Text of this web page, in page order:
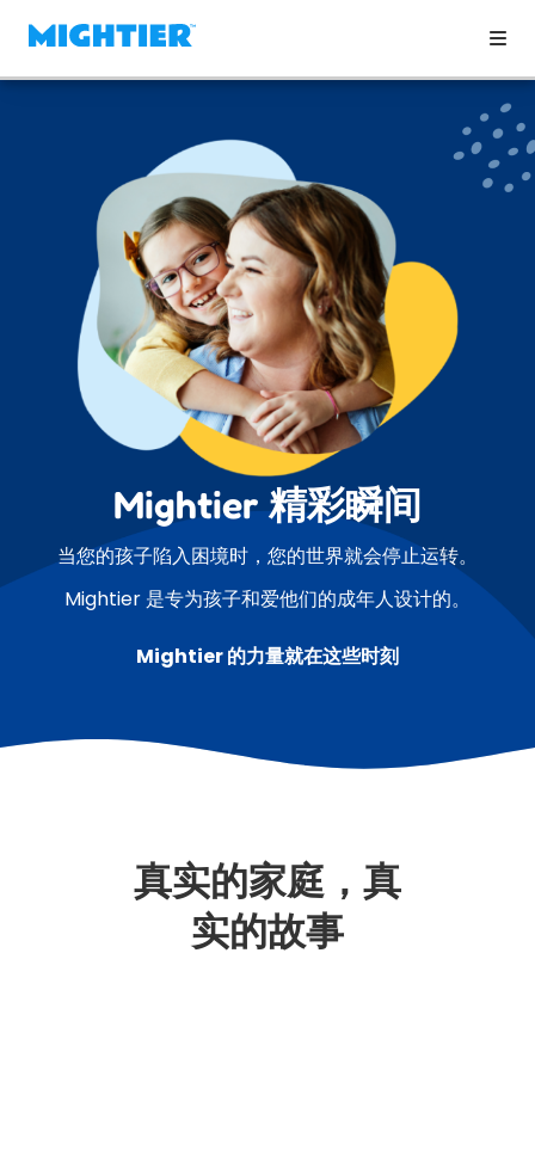
Mightier 精彩瞬间
当您的孩子陷入困境时，您的世界就会停止运转。
Mightier 是专为孩子和爱他们的成年人设计的。
Mightier 的力量就在这些时刻
真实的家庭，真
实的故事